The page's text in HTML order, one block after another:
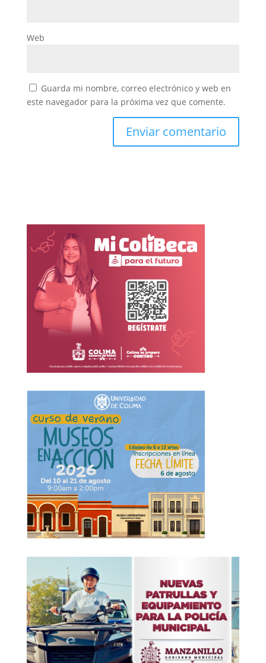
Web
Guarda mi nombre, correo electrónico y web en
este navegador para la próxima vez que comente.